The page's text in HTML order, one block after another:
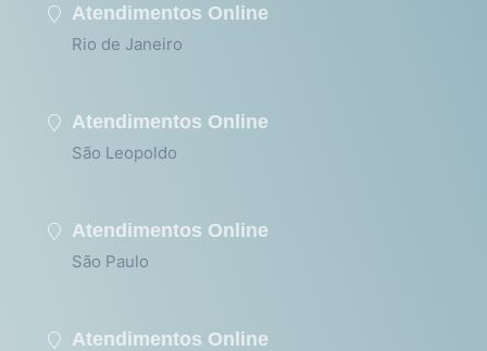
Atendimentos Online
Rio de Janeiro
Atendimentos Online
São Leopoldo
Atendimentos Online
São Paulo
Atendimentos Online